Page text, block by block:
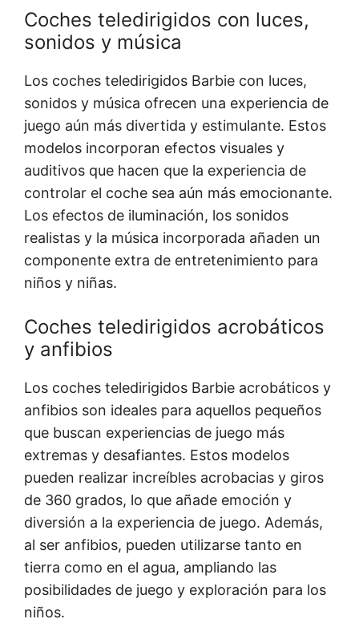
Coches teledirigidos con luces,
sonidos y música
Los coches teledirigidos Barbie con luces,
sonidos y música ofrecen una experiencia de
juego aún más divertida y estimulante. Estos
modelos incorporan efectos visuales y
auditivos que hacen que la experiencia de
controlar el coche sea aún más emocionante.
Los efectos de iluminación, los sonidos
realistas y la música incorporada añaden un
componente extra de entretenimiento para
niños y niñas.
Coches teledirigidos acrobáticos
y anfibios
Los coches teledirigidos Barbie acrobáticos y
anfibios son ideales para aquellos pequeños
que buscan experiencias de juego más
extremas y desafiantes. Estos modelos
pueden realizar increíbles acrobacias y giros
de 360 grados, lo que añade emoción y
diversión a la experiencia de juego. Además,
al ser anfibios, pueden utilizarse tanto en
tierra como en el agua, ampliando las
posibilidades de juego y exploración para los
niños.